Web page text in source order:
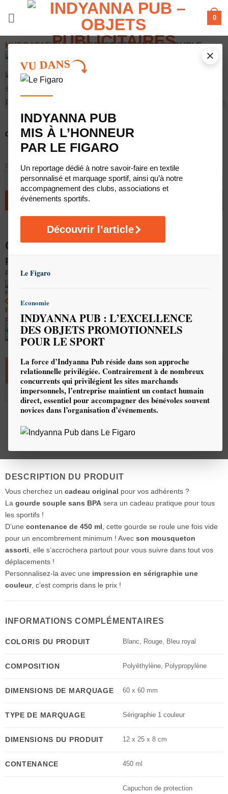
0
×
VU DANS
INDYANNA PUB
MIS À L’HONNEUR
PAR LE FIGARO
Un reportage dédié à notre savoir-faire en textile
personnalisé et marquage sportif, ainsi qu’à notre
accompagnement des clubs, associations et
événements sportifs.
Découvrir l’article
Le Figaro
Economie
INDYANNA PUB : L’EXCELLENCE
DES OBJETS PROMOTIONNELS
POUR LE SPORT
La force d’Indyanna Pub réside dans son approche
relationnelle privilégiée. Contrairement à de nombreux
concurrents qui privilégient les sites marchands
impersonnels, l’entreprise maintient un contact humain
direct, essentiel pour accompagner des bénévoles souvent
novices dans l’organisation d’événements.
HYDRATATION / GOBELET ET GOURDE SOUPLE
Coloris du produit
EFFACER
AJOUTER AU DEVIS
GOURDE SOUPLE PERSONNALISÉE
Pliable - Mousqueton 450 ml
REF : C171
HT, marquage 1 couleur / 1 position inclus
Ces tarifs sont susceptibles d'évoluer à tout moment en
fonction des variations des cours de change (dollars US), du
pétrole, et des coûts du transport.
Délais : 4 semaines
Quantité minimale de300 pièce(s)
300 et
+
500 et
+
750 et
+
1000 et
+
2000 et
+
+
1.73 1.48 1.33 1.21 1.14 1.10
Recevoir ce produit en échantillon gratuitement
DESCRIPTION DU PRODUIT
Vous cherchez un cadeau original pour vos adhérents ?
La gourde souple sans BPAsera un cadeau pratique pour tous
les sportifs !
D’une contenance de 450 ml , cette gourde se roule une fois vide
pour un encombrement minimum ! Avec son mousqueton
assorti , elle s’accrochera partout pour vous suivre dans tout vos
déplacements !
Personnalisez-la avec une impression en sérigraphie une
couleur, c’est compris dans le prix !
INFORMATIONS COMPLÉMENTAIRES
COLORIS DU PRODUIT Blanc, Rouge, Bleu royal
COMPOSITION Polyéthylène, Polypropylène
DIMENSIONS DE MARQUAGE 60 x 60 mm
TYPE DE MARQUAGE Sérigraphie 1 couleur
DIMENSIONS DU PRODUIT 12 x 25 x 8 cm
CONTENANCE 450 ml
Capuchon de protection